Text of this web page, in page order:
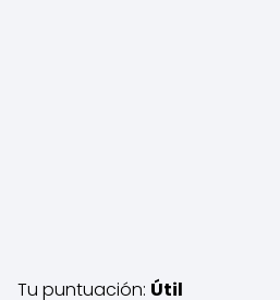
Tu puntuación: Útil